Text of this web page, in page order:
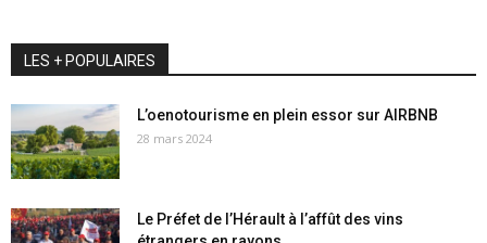
LES + POPULAIRES
L’oenotourisme en plein essor sur AIRBNB
28 mars 2024
Le Préfet de l’Hérault à l’affût des vins